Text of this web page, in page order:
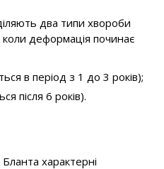
два типи хвороби
коли деформація починає
в період з 1 до 3 років);
після 6 років).
характерні